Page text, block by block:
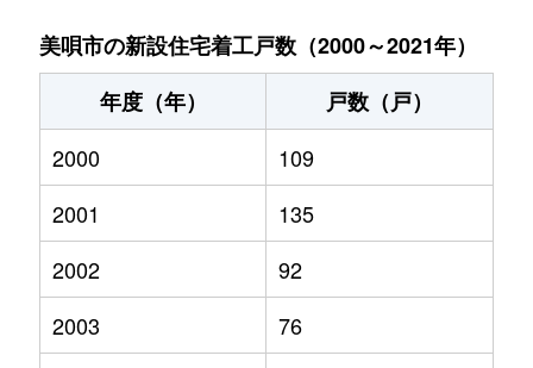
美唄市の新設住宅着工戸数（2000～2021年）
年度（年）
戸数（戸）
2000
109
2001
135
2002
92
2003
76